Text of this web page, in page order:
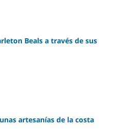
Beals a través de sus
artesanías de la costa